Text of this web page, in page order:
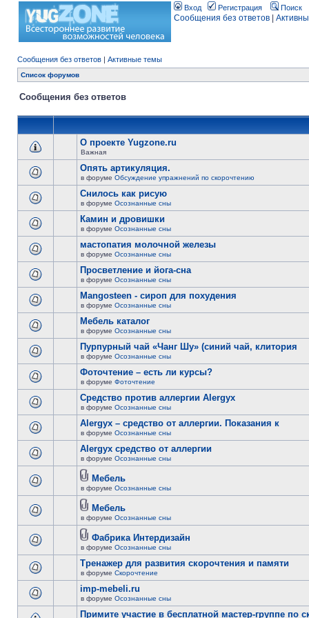
Вход Регистрация Поиск
Сообщения без ответов
Сообщения без ответов | Активные темы
Список форумов
Сообщения без ответов
О проекте Yugzone.ru
Важная
Опять артикуляция.
в форуме Обсуждение упражнений по скорочтению
Снилось как рисую
в форуме Осознанные сны
Камин и дровишки
в форуме Осознанные сны
мастопатия молочной железы
в форуме Осознанные сны
Просветление и йога-сна
в форуме Осознанные сны
Mangosteen - сироп для похудения
в форуме Осознанные сны
Мебель каталог
в форуме Осознанные сны
Пурпурный чай «Чанг Шу» (синий чай, клитория
в форуме Осознанные сны
Фоточтение – есть ли курсы?
в форуме Фоточтение
Cредство против аллергии Alergyx
в форуме Осознанные сны
Alergyx – средство от аллергии. Показания к
в форуме Осознанные сны
Alergyx средство от аллергии
в форуме Осознанные сны
Мебель
в форуме Осознанные сны
Мебель
в форуме Осознанные сны
Фабрика Интердизайн
в форуме Осознанные сны
Тренажер для развития скорочтения и памяти
в форуме Скорочтение
imp-mebeli.ru
в форуме Осознанные сны
Примите участие в бесплатной мастер-группе по